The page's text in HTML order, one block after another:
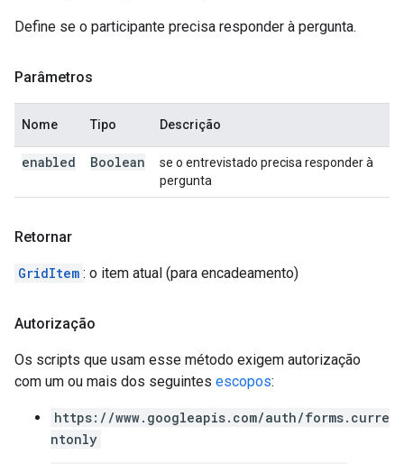
Define se o participante precisa responder à pergunta.
Parâmetros
Nome Tipo Descrição
enabled Boolean
se o entrevistado precisa responder à
pergunta
Retornar
GridItem : o item atual (para encadeamento)
Autorização
Os scripts que usam esse método exigem autorização
com um ou mais dos seguintes escopos:
https://www.googleapis.com/auth/forms.curre
ntonly